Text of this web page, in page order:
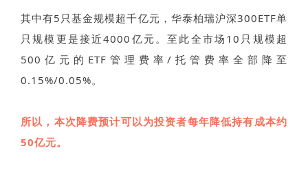
其中有5只基金规模超千亿元，华泰柏瑞沪深300ETF单
只规模更是接近4000亿元。至此全市场10只规模超
500亿元的ETF管理费率/托管费率全部降至
0.15%/0.05%。
所以，本次降费预计可以为投资者每年降低持有成本约
50亿元。